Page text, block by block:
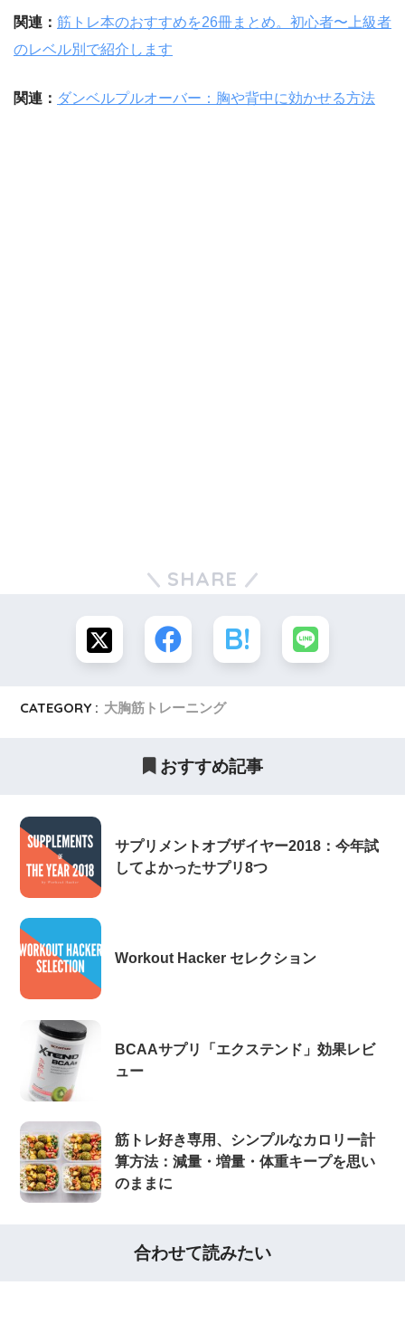
関連： 筋トレ本のおすすめを26冊まとめ。初心者〜上級者
のレベル別で紹介します
関連： ダンベルプルオーバー：胸や背中に効かせる方法
SHARE
CATEGORY : 大胸筋トレーニング
おすすめ記事
サプリメントオブザイヤー2018：今年試
してよかったサプリ8つ
Workout Hacker セレクション
BCAAサプリ「エクステンド」効果レビ
ュー
筋トレ好き専用、シンプルなカロリー計
算方法：減量・増量・体重キープを思い
のままに
合わせて読みたい